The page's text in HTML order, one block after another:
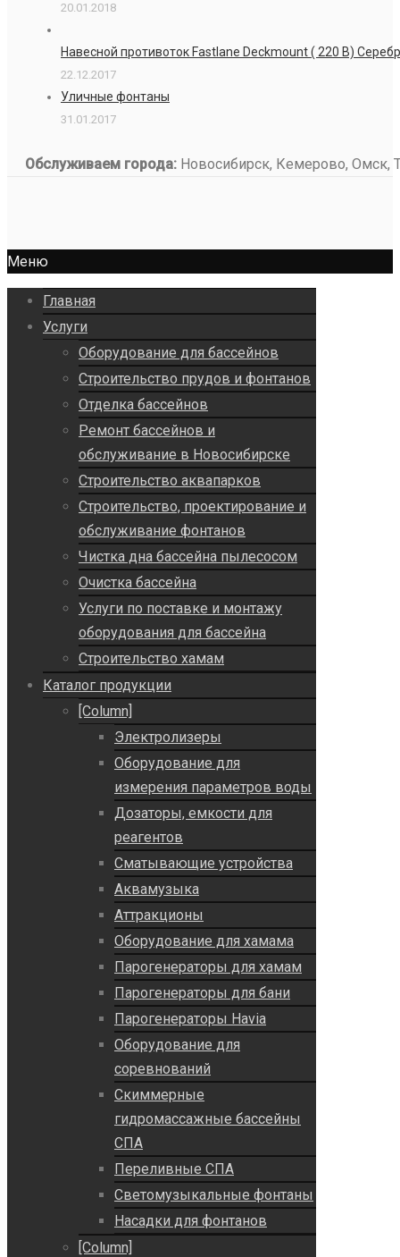
20.01.2018
Навесной противоток Fastlane Deckmount ( 220 В)
22.12.2017
Уличные фонтаны
31.01.2017
Обслуживаем города: Новосибирск, Кемерово, Омск,
Меню
Главная
Услуги
Оборудование для бассейнов
Строительство прудов и фонтанов
Отделка бассейнов
Ремонт бассейнов и
обслуживание в Новосибирске
Строительство аквапарков
Строительство, проектирование и
обслуживание фонтанов
Чистка дна бассейна пылесосом
Очистка бассейна
Услуги по поставке и монтажу
оборудования для бассейна
Строительство хамам
Каталог продукции
[Column]
Электролизеры
Оборудование для
измерения параметров воды
Дозаторы, емкости для
реагентов
Сматывающие устройства
Аквамузыка
Аттракционы
Оборудование для хамама
Парогенераторы для хамам
Парогенераторы для бани
Парогенераторы Havia
Оборудование для
соревнований
Скиммерные
гидромассажные бассейны
СПА
Переливные СПА
Светомузыкальные фонтаны
Насадки для фонтанов
[Column]